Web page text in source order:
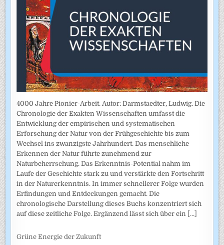
4000 Jahre Pionier-Arbeit. Autor: Darmstaedter, Ludwig. Die
Chronologie der Exakten Wissenschaften umfasst die
Entwicklung der empirischen und systematischen
Erforschung der Natur von der Frühgeschichte bis zum
Wechsel ins zwanzigste Jahrhundert. Das menschliche
Erkennen der Natur führte zunehmend zur
Naturbeherrschung. Das Erkenntnis-Potential nahm im
Laufe der Geschichte stark zu und verstärkte den Fortschritt
in der Naturerkenntnis. In immer schnellerer Folge wurden
Erfindungen und Entdeckungen gemacht. Die
chronologische Darstellung dieses Buchs konzentriert sich
auf diese zeitliche Folge. Ergänzend lässt sich über ein [...]
Grüne Energie der Zukunft